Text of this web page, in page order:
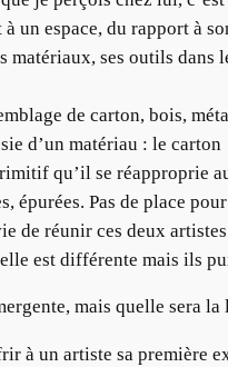
un espace, du rapport à
matériaux, ses outils
de carton, bois,
d’un matériau : le carton
qu’il se réapproprie
épurées. Pas de place
de réunir ces deux
est différente mais ils
mais quelle sera
à un artiste sa première